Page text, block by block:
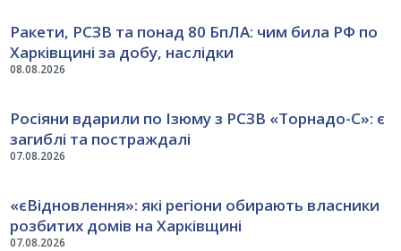
08.08.2026
Ракети, РСЗВ та понад 80 БпЛА: чим била РФ по
Харківщині за добу, наслідки
07.08.2026
Росіяни вдарили по Ізюму з РСЗВ «Торнадо-С»: є
загиблі та постраждалі
07.08.2026
«єВідновлення»: які регіони обирають власники
розбитих домів на Харківщині